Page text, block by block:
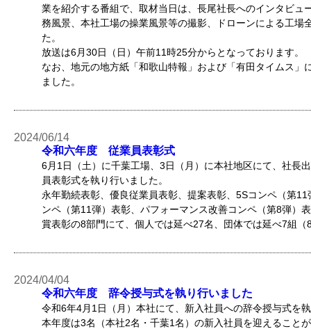
業を紹介する番組で、取材当日は、長尾社長へのインタビュ
務風景、本社工場の操業風景等の撮影、ドローンによる工場
た。
放送は6月30日（日）午前11時25分からとなっております。
なお、地元の地方紙「和歌山特報」および「有田タイムス」
ました。
2024/06/14
令和六年度 従業員表彰式
6月1日（土）に千葉工場、3日（月）に本社地区にて、社長
員表彰式を執り行いました。
永年勤続表彰、優良従業員表彰、提案表彰、5Sコンペ（第
ンペ（第11弾）表彰、パフォーマンス改善コンペ（第8弾）
賞表彰の8部門にて、個人では延べ27名、団体では延べ7組
2024/04/04
令和六年度 辞令授与式を執り行いました
令和6年4月1日（月）本社にて、新入社員への辞令授与式を
本年度は3名（本社2名・千葉1名）の新入社員を迎えること